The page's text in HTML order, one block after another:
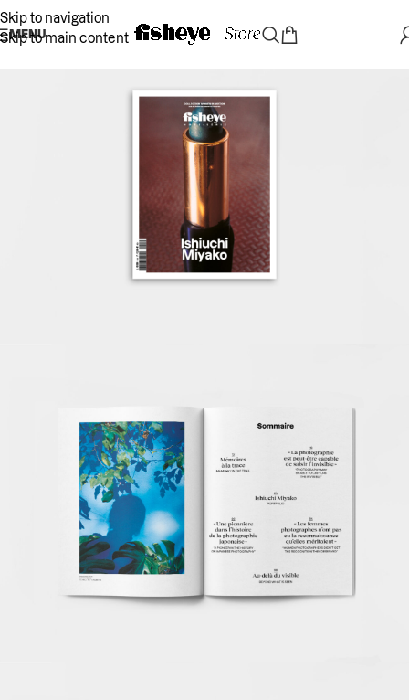
Skip to navigation
Skip to main content
MENU